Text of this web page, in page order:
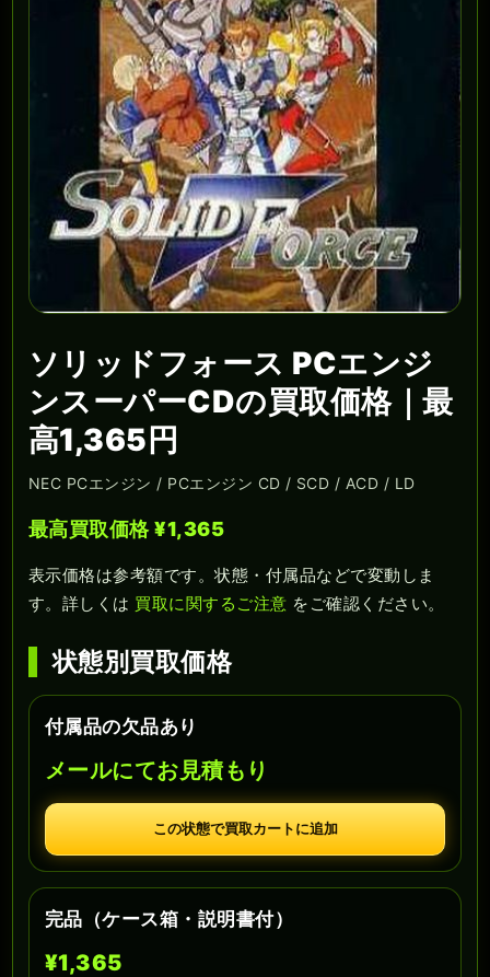
ソリッドフォース PCエンジ
ンスーパーCDの買取価格｜最
高1,365円
NEC PCエンジン / PCエンジン CD / SCD / ACD / LD
最高買取価格 ¥1,365
表示価格は参考額です。状態・付属品などで変動しま
す。詳しくは 買取に関するご注意 をご確認ください。
状態別買取価格
付属品の欠品あり
メールにてお見積もり
この状態で買取カートに追加
完品（ケース箱・説明書付）
¥1,365